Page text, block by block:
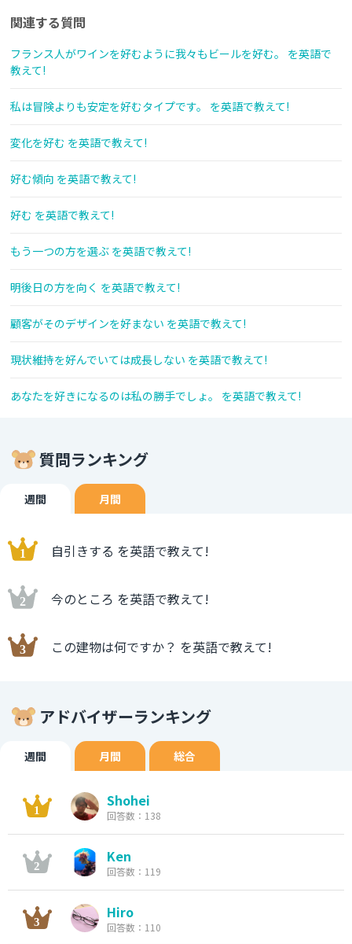
関連する質問
フランス人がワインを好むように我々もビールを好む。 を英語で
教えて!
私は冒険よりも安定を好むタイプです。 を英語で教えて!
変化を好む を英語で教えて!
好む傾向 を英語で教えて!
好む を英語で教えて!
もう一つの方を選ぶ を英語で教えて!
明後日の方を向く を英語で教えて!
顧客がそのデザインを好まない を英語で教えて!
現状維持を好んでいては成長しない を英語で教えて!
あなたを好きになるのは私の勝手でしょ。 を英語で教えて!
質問ランキング
週間 月間
自引きする を英語で教えて!
今のところ を英語で教えて!
この建物は何ですか？ を英語で教えて!
アドバイザーランキング
週間 月間 総合
Shohei
回答数：138
Ken
回答数：119
Hiro
回答数：110